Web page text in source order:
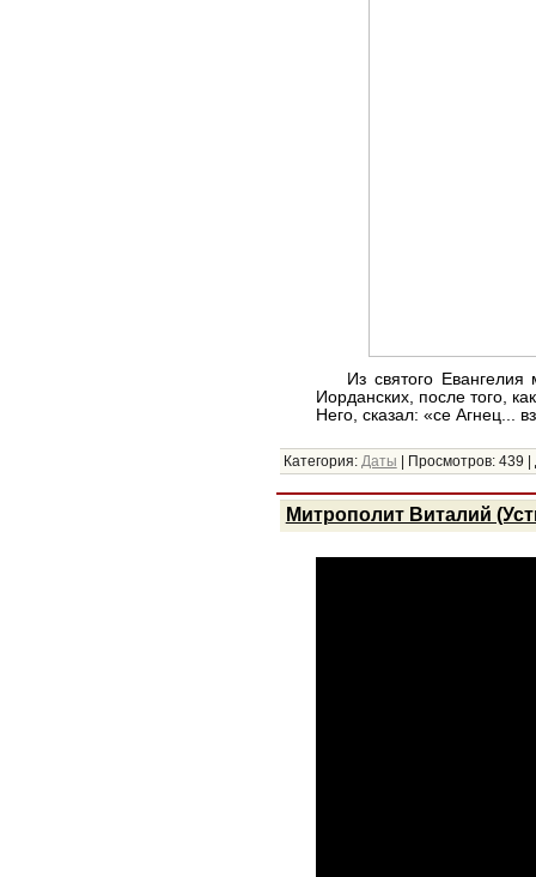
Из святого Евангелия
Иорданских, после того,
Него, сказал: «се Агнец...
Категория: Даты Просмотров: 439
Митрополит Виталий